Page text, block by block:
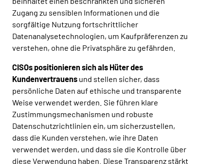
Zugang zu sensiblen Informationen und die
sorgfältige Nutzung fortschrittlicher
Datenanalysetechnologien, um Kaufpräferenzen zu
verstehen, ohne die Privatsphäre zu gefährden.
CISOs positionieren sich als Hüter des
Kundenvertrauens und stellen sicher, dass
persönliche Daten auf ethische und transparente
Weise verwendet werden. Sie führen klare
Zustimmungsmechanismen und robuste
Datenschutzrichtlinien ein, um sicherzustellen,
dass die Kunden verstehen, wie ihre Daten
verwendet werden, und dass sie die Kontrolle über
diese Verwendung haben. Diese Transparenz stärkt